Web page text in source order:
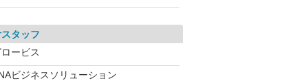
タッフ
ービス
ビジネスソリューション